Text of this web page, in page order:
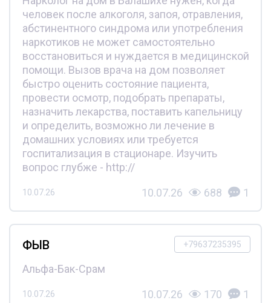
человек после алкоголя, запоя, отравления,
абстинентного синдрома или употребления
наркотиков не может самостоятельно
восстановиться и нуждается в медицинской
помощи. Вызов врача на дом позволяет
быстро оценить состояние пациента,
провести осмотр, подобрать препараты,
назначить лекарства, поставить капельницу
и определить, возможно ли лечение в
домашних условиях или требуется
госпитализация в стационаре. Изучить
вопрос глубже - http://
10.07.26 10.07.26 688 1
+79637235395
ФЫВ
Альфа-Бак-Срам
10.07.26 10.07.26 170 1